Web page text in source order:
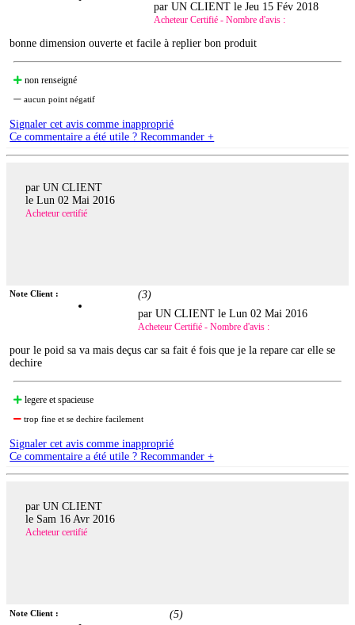
par UN CLIENT leJeu 15 Fév 2018
Acheteur Certifié - Nombre d'avis :
bonne dimension ouverte et facile à replier bon produit
non renseigné
aucun point négatif
Signaler cet avis comme inapproprié
Ce commentaire a été utile ? Recommander +
par UN CLIENT
le Lun 02 Mai 2016
Acheteur certifié
Note Client : (3)
par UN CLIENT leLun 02 Mai 2016
Acheteur Certifié - Nombre d'avis :
pour le poid sa va mais deçus car sa fait é fois que je la repare car elle se
dechire
legere et spacieuse
trop fine et se dechire facilement
Signaler cet avis comme inapproprié
Ce commentaire a été utile ? Recommander +
par UN CLIENT
le Sam 16 Avr 2016
Acheteur certifié
Note Client : (5)